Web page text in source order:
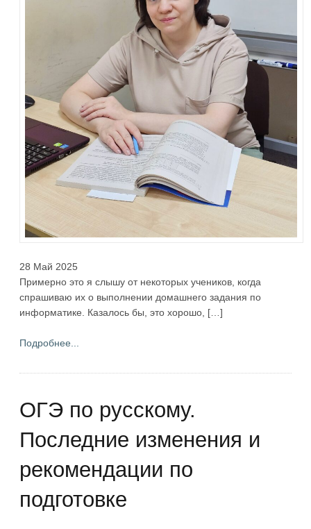
28 Май 2025
Примерно это я слышу от некоторых учеников, когда
спрашиваю их о выполнении домашнего задания по
информатике. Казалось бы, это хорошо, […]
Подробнее...
ОГЭ по русскому.
Последние изменения и
рекомендации по
подготовке